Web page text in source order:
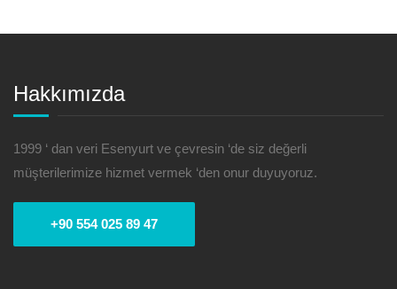
Hakkımızda
1999 ‘ dan veri Esenyurt ve çevresin ‘de siz değerli
müşterilerimize hizmet vermek ‘den onur duyuyoruz.
+90 554 025 89 47